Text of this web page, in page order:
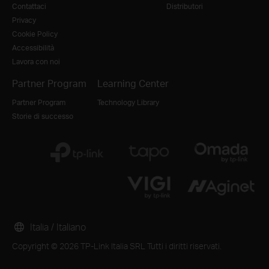
Contattaci
Privacy
Cookie Policy
Accessibilità
Lavora con noi
Distributori
Partner Program
Partner Program
Storie di successo
Learning Center
Technology Library
Copyright © 2026 TP-Link Italia SRL Tutti i diritti riservati.
Italia / Italiano